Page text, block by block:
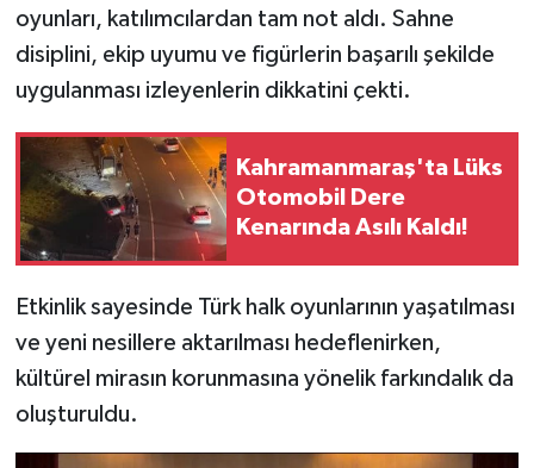
oyunları, katılımcılardan tam not aldı. Sahne
disiplini, ekip uyumu ve figürlerin başarılı şekilde
uygulanması izleyenlerin dikkatini çekti.
Kahramanmaraş'ta Lüks
Otomobil Dere
Kenarında Asılı Kaldı!
Etkinlik sayesinde Türk halk oyunlarının yaşatılması
ve yeni nesillere aktarılması hedeflenirken,
kültürel mirasın korunmasına yönelik farkındalık da
oluşturuldu.
HEDEF2020
OTOMOBİL
MİZAH
TARİH
Politika
BÖLGEDEN